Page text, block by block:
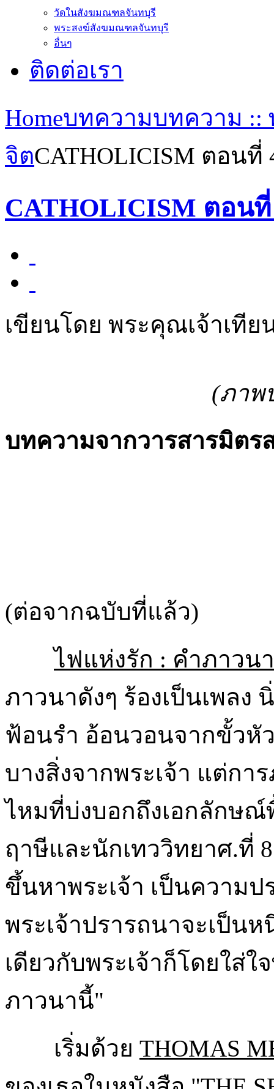
วัดในสังฆมณฑลจันทบุรี
พระสงฆ์สังฆมณฑลจันทบุรี
อื่นๆ
ติดต่อเรา
Homeบทความบทความ ::
จิตCATHOLICISM ตอนที่
CATHOLICISM ตอนที่
เขียนโดย พระคุณเจ้าเที
(ภาพ
บทความจากวารสารมิตร
(ต่อจากฉบับที่แล้ว)
ไฟแห่งรัก : คำภาวน
ภาวนาดังๆ ร้องเป็นเพลง
ฟ้อนรำ อ้อนวอนจากขั้วหั
บางสิ่งจากพระเจ้า แต่กา
ไหมที่บ่งบอกถึงเอกลักษ
ฤาษีและนักเทววิทยาศ.ที่
ขึ้นหาพระเจ้า เป็นความป
พระเจ้าปรารถนาจะเป็นห
เดียวกับพระเจ้าก็โดยใส่
ภาวนานี้"
เริ่มด้วย THOMAS